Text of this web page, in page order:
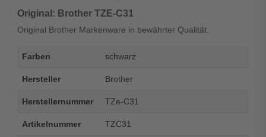
Original: Brother TZE-C31
Original Brother Markenware in bewährter Qualität.
Farben schwarz
Hersteller Brother
Herstellernummer TZe-C31
Artikelnummer TZC31